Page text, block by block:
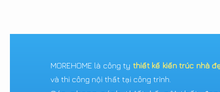
MOREHOME là công ty thiết kế kiến trúc nhà
và thi công nội thất tại công trình.